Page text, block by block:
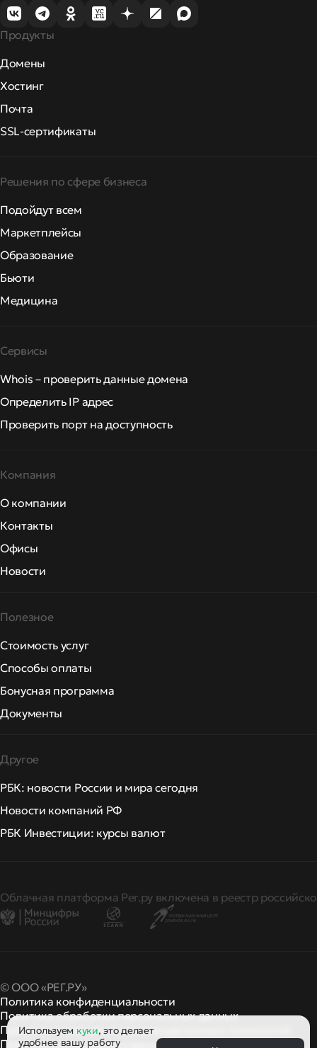
Продукты
Домены
Хостинг
Почта
SSL-сертификаты
Решения по сфере бизнеса
Подойдут всем
Маркетплейсы
Образование
Бьюти
Медицина
Сервисы
Whois – проверить данные домена
Определить IP адрес
Проверить порт на доступность
Компания
О компании
Контакты
Офисы
Новости
Полезное
Стоимость услуг
Способы оплаты
Бонусная программа
Документы
Другое
РБК: новости России и мира сегодня
Новости компаний РФ
РБК Инвестиции: курсы валют
Облачная платформа Рег.ру включена в реестр
© ООО «РЕГ.РУ»
Политика конфиденциальности
Политика обработки персональных данных
Правила применения рекомендательных технологий
Правила пользованияи другие правила и политики
Используем куки, это делает
удобнее вашу работу